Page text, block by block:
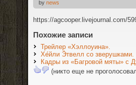
by news
https://agcooper.livejournal.com/
Похожие записи
Трейлер «Хэллоуина».
Хе́йли Э́твелл со зверушками.
Кадры из «Багровой мяты» с
(никто еще не